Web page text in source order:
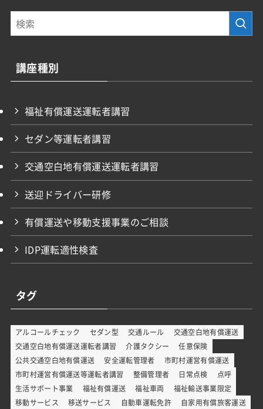
講座種別
福祉有償運送運転者講習
セダン等運転者講習
交通空白地有償運送運転者講習
送迎ドライバー研修
有償運送や移動支援事業のご相談
IDP運転適性検査
タグ
アルコールチェック セダン型 交通ルール
交通空白地有償運送
交通空白地有償運送運転者講習
介護タクシー
任意保険
公共交通空白地有償運送
安全運転管理者
市町村運営有償運送
市町村運営有償運送等運転者講習
整備管理者 日常点検
点呼
生活サポート事業
福祉有償運送 福祉車両
福祉輸送事業限定
移動サービス
移送サービス 自動車運転免許
自家用有償旅客運送